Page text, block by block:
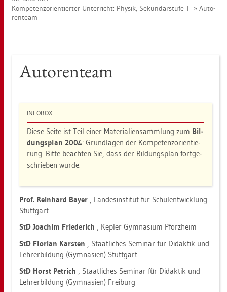
Kom­pe­tenz­ori­en­tier­ter Un­ter­richt: Phy­sik, Se­kun­dar­stu­fe I
Au­to­
ren­team
Au­to­ren­team
IN­FO­BOX
Diese Seite ist Teil einer Ma­te­ria­li­en­samm­lung zum Bil­
dungs­plan 2004: Grund­la­gen der Kom­pe­tenz­ori­en­tie­
rung. Bitte be­ach­ten Sie, dass der Bil­dungs­plan fort­ge­
schrie­ben wurde.
Prof. Rein­hard Bayer , Lan­des­in­sti­tut für Schul­ent­wick­lung
Stutt­gart
StD Joa­chim Frie­de­rich , Kep­ler Gym­na­si­um Pforz­heim
StD Flo­ri­an Kars­ten , Staat­li­ches Se­mi­nar für Di­dak­tik und
Leh­rer­bil­dung (Gym­na­si­en) Stutt­gart
StD Horst Petrich , Staat­li­ches Se­mi­nar für Di­dak­tik und
Leh­rer­bil­dung (Gym­na­si­en) Frei­burg